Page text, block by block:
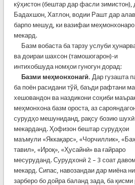
кӯҳистон (бештар дар фасли зимистон),
Бадахшон, Хатлон, водии Рашт дар
барпо мешуд, ки вазифаи
мекард.
Базм вобаста ба тарзу услуби
ва доираи шахсон (тамошогарон)-и
интихобшуда номҳои гуногун дорад:
Базми меҳмонхонагӣ. Дар гузашта
ба поён расидани тўй, баъди рафтани
хешовандон ва наздикони соҳиби
меҳмонхона базм ороста, аз
сурудҳо мешуниданд, рақсу бозию шухӣ
мекарданд. Ҳофизон бештар сурудҳои
маъмули «Яккақарс», «Чорчиллик»,
тавил», «Ироқ», «Ҳусайнӣ» ва ғайраро
месуруданд. Сурудхонӣ 2 – 3 соат давом
мекард. Сипас, навозандаи дар миёна
зарберо бо дойра баланд зада, ба қисми